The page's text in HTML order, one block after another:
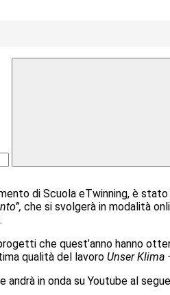
di Scuola eTwinning, è
che si svolgerà in modalità
che quest’anno hanno
qualità del lavoro Unser Klima
in onda su Youtube al